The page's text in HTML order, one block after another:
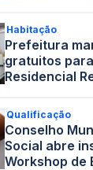
Habitação
Prefeitura
gratuitos
Residencial
Qualificação
Conselho
Social abre
Workshop de